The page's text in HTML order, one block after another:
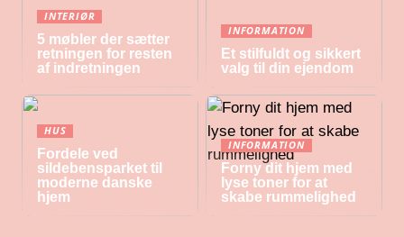
INTERIØR
5 møbler der sætter
retningen for resten
af indretningen
INFORMATION
Et stilfuldt og sikkert
valg til din ejendom
HUS
Fordele ved
sildebensparket til
moderne danske
hjem
INFORMATION
Forny dit hjem med
lyse toner for at
skabe rummelighed